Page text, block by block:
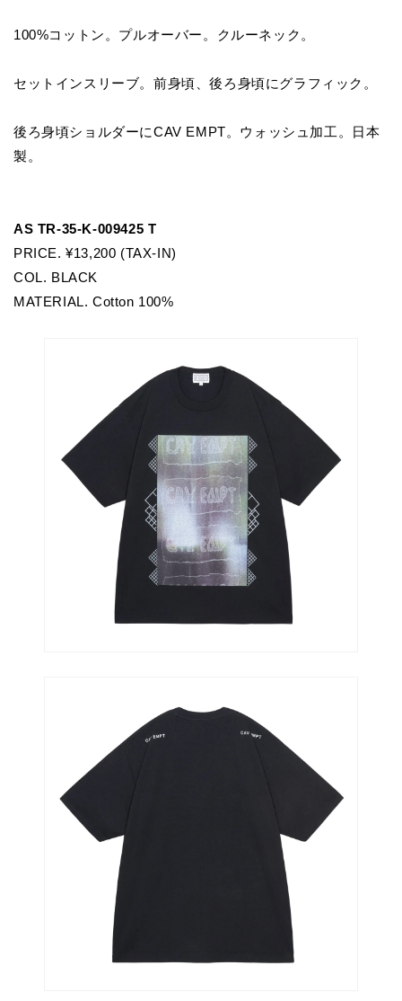
100%コットン。プルオーバー。クルーネック。
セットインスリーブ。前身頃、後ろ身頃にグラフィック。
後ろ身頃ショルダーにCAV EMPT。ウォッシュ加工。日本
製。
AS TR-35-K-009425 T
PRICE. ¥13,200 (TAX-IN)
COL. BLACK
MATERIAL. Cotton 100%